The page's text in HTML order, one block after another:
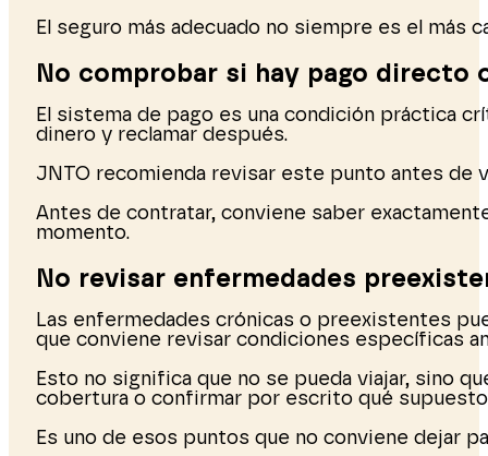
El seguro más adecuado no siempre es el más
No comprobar si hay pago directo
El sistema de pago es una condición práctica
dinero y reclamar después.
JNTO recomienda revisar este punto antes de
Antes de contratar, conviene saber
momento.
No revisar enfermedades
Las enfermedades crónicas o preexistentes
que conviene revisar condiciones específicas
Esto no significa que no se pueda viajar, sino
cobertura o confirmar por escrito qué
Es uno de esos puntos que no conviene dejar